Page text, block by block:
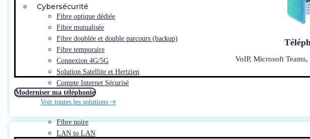
Cybersécurité
Fibre optique dédiée
Fibre mutualisée
Fibre doublée et double parcours (backup)
Fibre temporaire
Connexion 4G/5G
Solution Satellite et Hertzien
Compte Internet Sécurisé
Voir toutes les solutions 🡢
Fibre noire
LAN to LAN
VoIP, Microsoft
Moderniser ma téléphonie